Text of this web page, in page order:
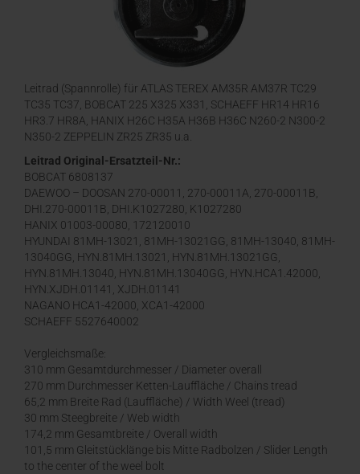
Leitrad (Spannrolle) für ATLAS TEREX AM35R AM37R TC29
TC35 TC37, BOBCAT 225 X325 X331, SCHAEFF HR14 HR16
HR3.7 HR8A, HANIX H26C H35A H36B H36C N260-2 N300-2
N350-2 ZEPPELIN ZR25 ZR35 u.a.
Leitrad Original-Ersatzteil-Nr.:
BOBCAT 6808137
DAEWOO – DOOSAN 270-00011, 270-00011A, 270-00011B,
DHI.270-00011B, DHI.K1027280, K1027280
HANIX 01003-00080, 172120010
HYUNDAI 81MH-13021, 81MH-13021GG, 81MH-13040, 81MH-
13040GG, HYN.81MH.13021, HYN.81MH.13021GG,
HYN.81MH.13040, HYN.81MH.13040GG, HYN.HCA1.42000,
HYN.XJDH.01141, XJDH.01141
NAGANO HCA1-42000, XCA1-42000
SCHAEFF 5527640002
Vergleichsmaße:
310 mm Gesamtdurchmesser / Diameter overall
270 mm Durchmesser Ketten-Lauffläche / Chains tread
65,2 mm Breite Rad (Lauffläche) / Width Weel (tread)
30 mm Steegbreite / Web width
174,2 mm Gesamtbreite / Overall width
101,5 mm Gleitstücklänge bis Mitte Radbolzen / Slider Length
to the center of the weel bolt